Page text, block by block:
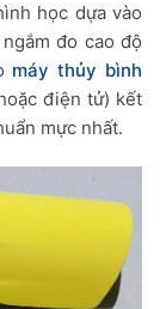
học dựa vào
ngắm đo cao độ
máy thủy bình
điện tử) kết
mực nhất.